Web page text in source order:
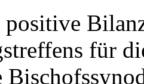
positive
für